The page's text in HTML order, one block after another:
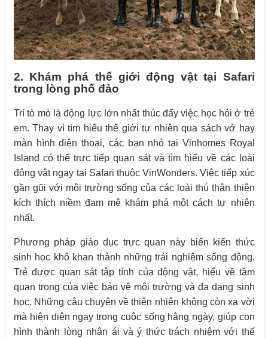
2. Khám phá thế giới động vật tại Safari
trong lòng phố đảo
Trí tò mò là động lực lớn nhất thúc đẩy việc học hỏi ở trẻ
em. Thay vì tìm hiểu thế giới tự nhiên qua sách vở hay
màn hình điện thoại, các bạn nhỏ tại Vinhomes Royal
Island có thể trực tiếp quan sát và tìm hiểu về các loài
động vật ngay tại Safari thuộc VinWonders. Việc tiếp xúc
gần gũi với môi trường sống của các loài thú thân thiện
kích thích niềm đam mê khám phá một cách tự nhiên
nhất.
Phương pháp giáo dục trực quan này biến kiến thức
sinh học khô khan thành những trải nghiệm sống động.
Trẻ được quan sát tập tính của động vật, hiểu về tầm
quan trọng của việc bảo vệ môi trường và đa dạng sinh
học. Những câu chuyện về thiên nhiên không còn xa vời
mà hiện diện ngay trong cuộc sống hằng ngày, giúp con
hình thành lòng nhân ái và ý thức trách nhiệm với thế